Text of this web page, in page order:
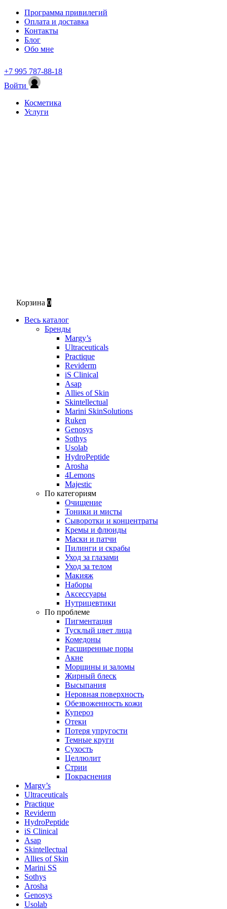
Программа привилегий
Оплата и доставка
Контакты
Блог
Обо мне
+7 995 787-88-18
Войти
Косметика
Услуги
Корзина 0
Весь каталог
Бренды
Margy’s
Ultraceuticals
Practique
Reviderm
iS Clinical
Asap
Allies of Skin
Skintellectual
Marini SkinSolutions
Ruken
Genosys
Sothys
Usolab
HydroPeptide
Arosha
4Lemons
Majestic
По категориям
Очищение
Тоники и мисты
Сыворотки и концентраты
Кремы и флюиды
Маски и патчи
Пилинги и скрабы
Уход за глазами
Уход за телом
Макияж
Наборы
Аксессуары
Нутрицевтики
По проблеме
Пигментация
Тусклый цвет лица
Комедоны
Расширенные поры
Акне
Морщины и заломы
Жирный блеск
Высыпания
Неровная поверхность
Обезвоженность кожи
Купероз
Отеки
Потеря упругости
Темные круги
Сухость
Целлюлит
Стрии
Покраснения
Margy’s
Ultraceuticals
Practique
Reviderm
HydroPeptide
iS Clinical
Asap
Skintellectual
Allies of Skin
Marini SS
Sothys
Arosha
Genosys
Usolab